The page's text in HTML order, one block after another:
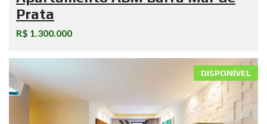
Prata
R$ 1.300.000
DISPONÍVEL